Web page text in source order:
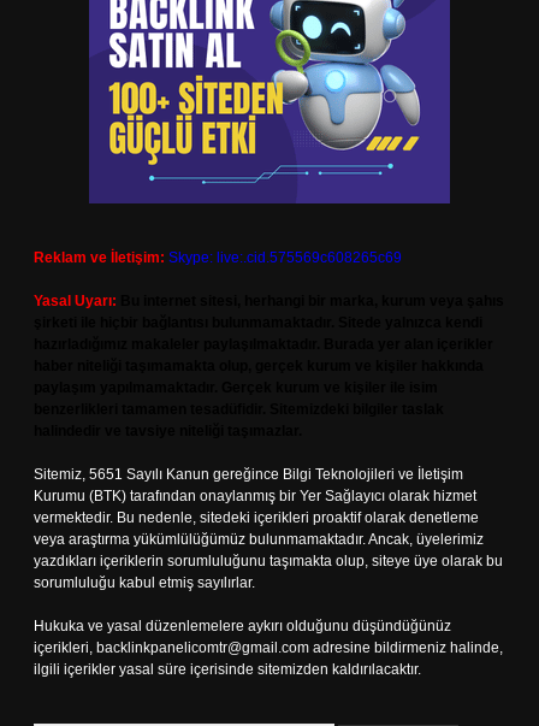
Reklam ve İletişim: Skype: live:.cid.575569c608265c69
Yasal Uyarı:
Sitemiz, 5651 Sayılı Kanun gereğince Bilgi Teknolojileri ve İletişim
Kurumu (BTK) tarafından onaylanmış bir Yer Sağlayıcı olarak hizmet
vermektedir. Bu nedenle, sitedeki içerikleri proaktif olarak denetleme
veya araştırma yükümlülüğümüz bulunmamaktadır. Ancak, üyelerimiz
yazdıkları içeriklerin sorumluluğunu taşımakta olup, siteye üye olarak bu
sorumluluğu kabul etmiş sayılırlar.
Hukuka ve yasal düzenlemelere aykırı olduğunu düşündüğünüz
içerikleri, backlinkpanelicomtr@gmail.com adresine bildirmeniz halinde,
ilgili içerikler yasal süre içerisinde sitemizden kaldırılacaktır.